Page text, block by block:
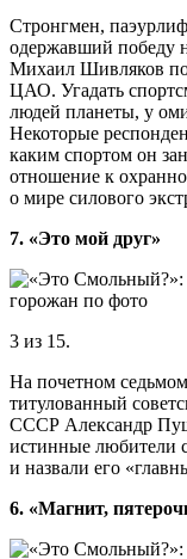
Стронгмен,
одержавший победу
Михаил Шивляков
ЦАО. Угадать
людей планеты, у
Некоторые
каким спортом он
отношение к
о мире силового
7. «Это мой друг»
3 из 15.
На почетном
титулованный
СССР Александр
истинные любители
и назвали его
6. «Магнит,